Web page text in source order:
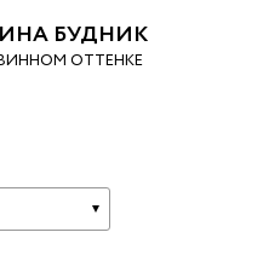
БУДНИК
ОТТЕНКЕ